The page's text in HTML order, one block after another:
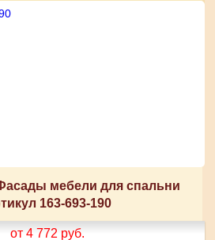
мебели для спальни
163-693-190
от 4 772 руб.